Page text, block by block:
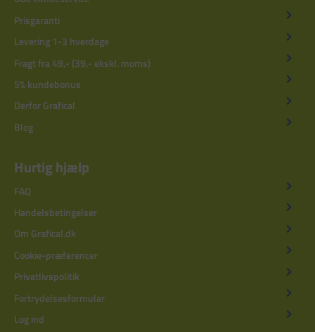
Prisgaranti
Levering 1-3 hverdage
Fragt fra 49,- (39,- ekskl. moms)
5% kundebonus
Derfor Grafical
Blog
Hurtig hjælp
FAQ
Handelsbetingelser
Om Grafical.dk
Cookie-præferencer
Privatlivspolitik
Fortrydelsesformular
Log ind